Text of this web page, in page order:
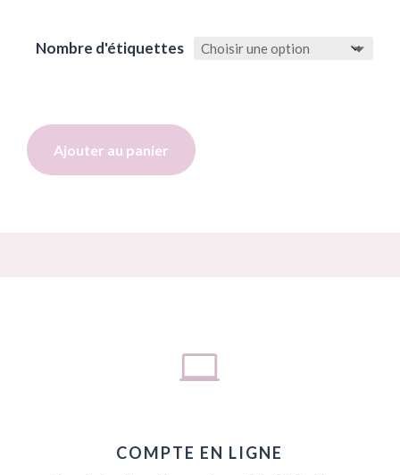
Nombre d'étiquettes
Ajouter au panier

COMPTE EN LIGNE